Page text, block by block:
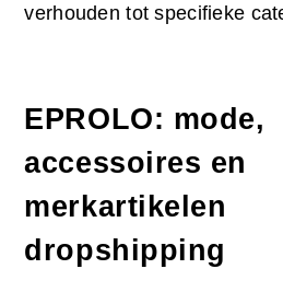
verhouden tot specifieke
EPROLO: mode,
accessoires en
merkartikelen
dropshipping